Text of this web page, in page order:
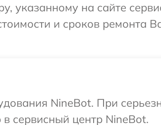
указанному на сайте
и сроков ремонта
NineBot. При
сервисный центр NineBot.